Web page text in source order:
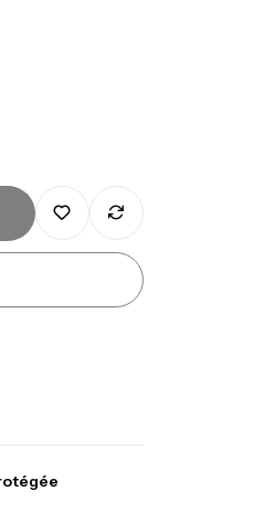
د.ت340,000